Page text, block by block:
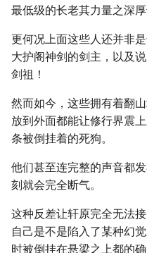
最低级的长老其力量之深
更何况上面这些人还并非
大护阁神剑的剑主，以及
剑祖！
然而如今，这些拥有着翻
放到外面都能让修行界震
条被倒挂着的死狗。
他们甚至连完整的声音都
刻就会完全断气。
这种反差让轩原完全无法
自己是不是陷入了某种幻
时被倒挂在悬梁之上都的